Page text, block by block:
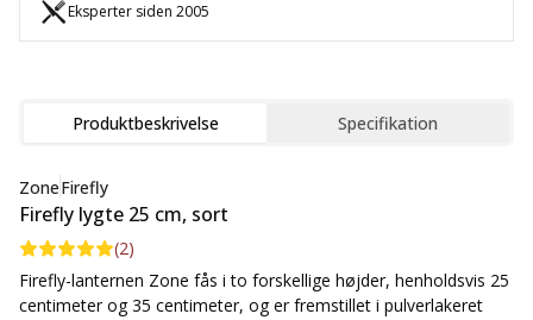
Eksperter siden 2005
Produktbeskrivelse Specifikation
ZoneFirefly
Firefly lygte 25 cm, sort
(2)
Firefly-lanternen Zone fås i to forskellige højder, henholdsvis 25
centimeter og 35 centimeter, og er fremstillet i pulverlakeret